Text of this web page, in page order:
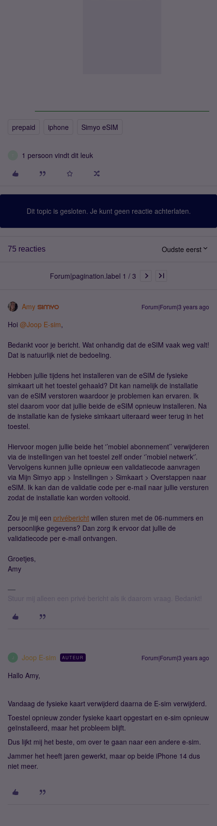
prepaid iphone Simyo eSIM
1 persoon vindt dit leuk
Dit topic is gesloten. Je kunt geen reactie achterlaten.
75 reacties Oudste eerst
Forum|pagination.label 1 / 3
Amy Forum|Forum|3 years ago
Hoi @Joop E-sim,
Bedankt voor je bericht. Wat onhandig dat de eSIM vaak weg valt!
Dat is natuurlijk niet de bedoeling.
Hebben jullie tijdens het installeren van de eSIM de fysieke
simkaart uit het toestel gehaald? Dit kan namelijk de installatie
van de eSIM verstoren waardoor je problemen kan ervaren. Ik
stel daarom voor dat jullie beide de eSIM opnieuw installeren. Na
de installatie kan de fysieke simkaart uiteraard weer terug in het
toestel.
Hiervoor mogen jullie beide het '’mobiel abonnement’’ verwijderen
via de instellingen van het toestel zelf onder '’mobiel netwerk'’.
Vervolgens kunnen jullie opnieuw een validatiecode aanvragen
via Mijn Simyo app > Instellingen > Simkaart > Overstappen naar
eSIM. Ik kan dan de validatie code per e-mail naar jullie versturen
zodat de installatie kan worden voltooid.
Zou je mij een privébericht willen sturen met de 06-nummers en
persoonlijke gegevens? Dan zorg ik ervoor dat jullie de
validatiecode per e-mail ontvangen.
Groetjes,
Amy
Stuur mij alleen een privé bericht als ik daarom vraag. Bedankt!
J Joop E-sim AUTEUR Forum|Forum|3 years ago
Hallo Amy,
Vandaag de fysieke kaart verwijderd daarna de E-sim verwijderd.
Toestel opnieuw zonder fysieke kaart opgestart en e-sim opnieuw
geïnstalleerd, maar het probleem blijft.
Dus lijkt mij het beste, om over te gaan naar een andere e-sim.
Jammer het heeft jaren gewerkt, maar op beide iPhone 14 dus
niet meer.